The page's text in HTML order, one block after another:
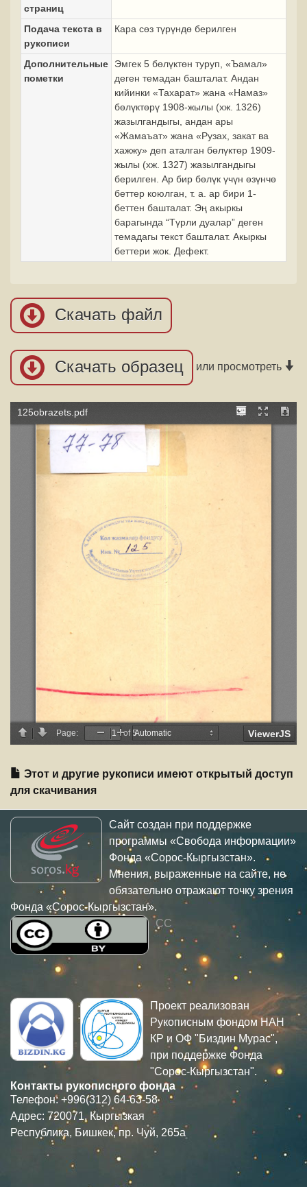
страниц
Подача текста в
рукописи
Кара сөз түрүндө берилген
Дополнительные
пометки
Эмгек 5 бөлүктөн туруп, «Ъамал»
деген темадан башталат. Андан
кийинки «Тахарат» жана «Намаз»
бөлүктөрү 1908-жылы (хж. 1326)
жазылгандыгы, андан ары
«Жамаъат» жана «Рузах, закат ва
хажжу» деп аталган бөлүктөр 1909-
жылы (хж. 1327) жазылгандыгы
берилген. Ар бир бөлүк үчүн өзүнчө
беттер коюлган, т. а. ар бири 1-
беттен башталат. Эң акыркы
барагында “Түрли дуалар” деген
темадагы текст башталат. Акыркы
беттери жок. Дефект.
Скачать файл
Скачать образец или просмотреть
Этот и другие рукописи имеют открытый доступ
для скачивания
Сайт создан при поддержке
программы «Свобода информации»
Фонда «Сорос-Кыргызстан».
Мнения, выраженные на сайте, не
обязательно отражают точку зрения
Фонда «Сорос-Кыргызстан».
CC
Проект реализован
Рукописным фондом НАН
КР и ОФ "Биздин Мурас",
при поддержке Фонда
"Сорос-Кыргызстан".
Контакты рукописного фонда
Телефон: +996(312) 64-63-58
Адрес: 720071, Кыргызкая
Республика, Бишкек, пр. Чуй, 265а